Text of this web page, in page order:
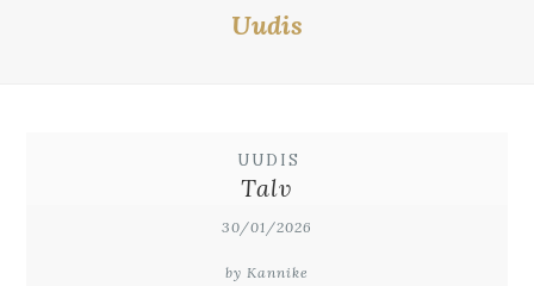
Uudis
UUDIS
Talv
30/01/2026
by Kannike